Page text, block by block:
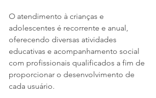
O atendimento à crianças e
adolescentes é recorrente e anual,
oferecendo diversas atividades
educativas e acompanhamento social
com profissionais qualificados a fim de
proporcionar o desenvolvimento de
cada usuário.